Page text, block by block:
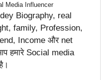
Media Influencer
Biography, real
family, Profession,
Income और net
हमारे Social media